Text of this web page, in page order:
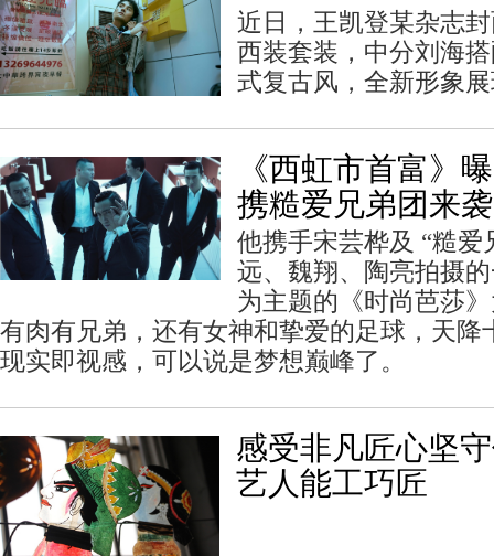
近日，王凯登某杂志
西装套装，中分刘海
式复古风，全新形象
《西虹市首富》
携糙爱兄弟团来袭
他携手宋芸桦及 “糙爱
远、魏翔、陶亮拍摄
为主题的《时尚芭莎
有肉有兄弟，还有女神和挚爱的足球，天降
现实即视感，可以说是梦想巅峰了。
感受非凡匠心坚
艺人能工巧匠